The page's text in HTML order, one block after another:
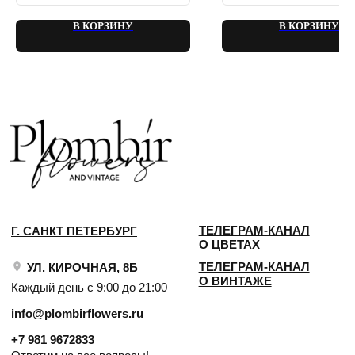
В КОРЗИНУ В КОРЗИНУ